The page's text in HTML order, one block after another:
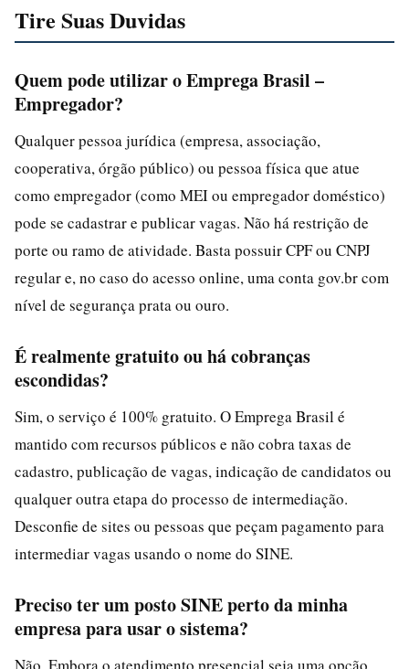
Tire Suas Duvidas
Quem pode utilizar o Emprega Brasil –
Empregador?
Qualquer pessoa jurídica (empresa, associação,
cooperativa, órgão público) ou pessoa física que atue
como empregador (como MEI ou empregador doméstico)
pode se cadastrar e publicar vagas. Não há restrição de
porte ou ramo de atividade. Basta possuir CPF ou CNPJ
regular e, no caso do acesso online, uma conta gov.br com
nível de segurança prata ou ouro.
É realmente gratuito ou há cobranças
escondidas?
Sim, o serviço é 100% gratuito. O Emprega Brasil é
mantido com recursos públicos e não cobra taxas de
cadastro, publicação de vagas, indicação de candidatos ou
qualquer outra etapa do processo de intermediação.
Desconfie de sites ou pessoas que peçam pagamento para
intermediar vagas usando o nome do SINE.
Preciso ter um posto SINE perto da minha
empresa para usar o sistema?
Não. Embora o atendimento presencial seja uma opção